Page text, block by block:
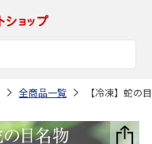
全商品一覧 【冷凍】蛇の